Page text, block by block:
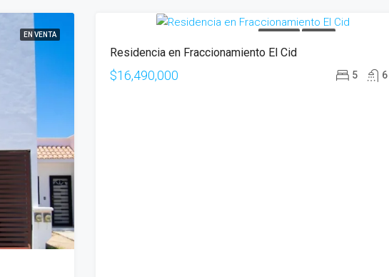
EN VENTA
Residencia en Fraccionamiento El Cid
$16,490,000 5 6